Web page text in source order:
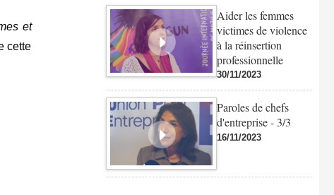
et
cette
Aider les femmes
victimes de violence
à la réinsertion
professionnelle
30/11/2023
Paroles de chefs
d'entreprise - 3/3
16/11/2023